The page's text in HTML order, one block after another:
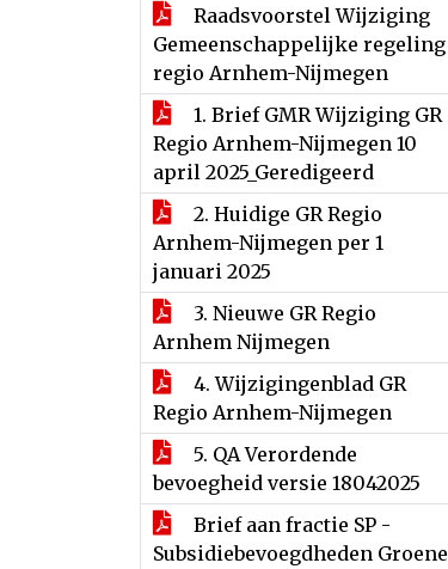
Raadsvoorstel Wijziging
Gemeenschappelijke regeling
regio Arnhem-Nijmegen
1. Brief GMR Wijziging GR
Regio Arnhem-Nijmegen 10
april 2025_Geredigeerd
2. Huidige GR Regio
Arnhem-Nijmegen per 1
januari 2025
3. Nieuwe GR Regio
Arnhem Nijmegen
4. Wijzigingenblad GR
Regio Arnhem-Nijmegen
5. QA Verordende
bevoegheid versie 18042025
Brief aan fractie SP -
Subsidiebevoegdheden Groene